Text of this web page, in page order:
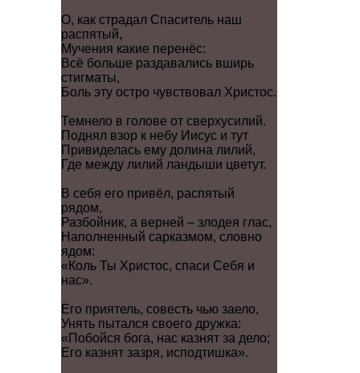
О, как страдал Спаситель наш
распятый,
Мучения какие перенёс:
Всё больше раздавались вширь
стигматы,
Боль эту остро чувствовал Христос.
Темнело в голове от сверхусилий.
Поднял взор к небу Иисус и тут
Привиделась ему долина лилий,
Где между лилий ландыши цветут.
В себя его привёл, распятый
рядом,
Разбойник, а верней – злодея глас,
Наполненный сарказмом, словно
ядом:
«Коль Ты Христос, спаси Себя и
нас».
Его приятель, совесть чью заело,
Унять пытался своего дружка:
«Побойся бога, нас казнят за дело;
Его казнят зазря, исподтишка».